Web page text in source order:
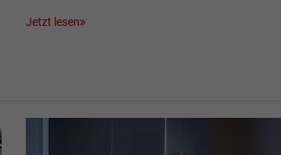
Jetzt lesen